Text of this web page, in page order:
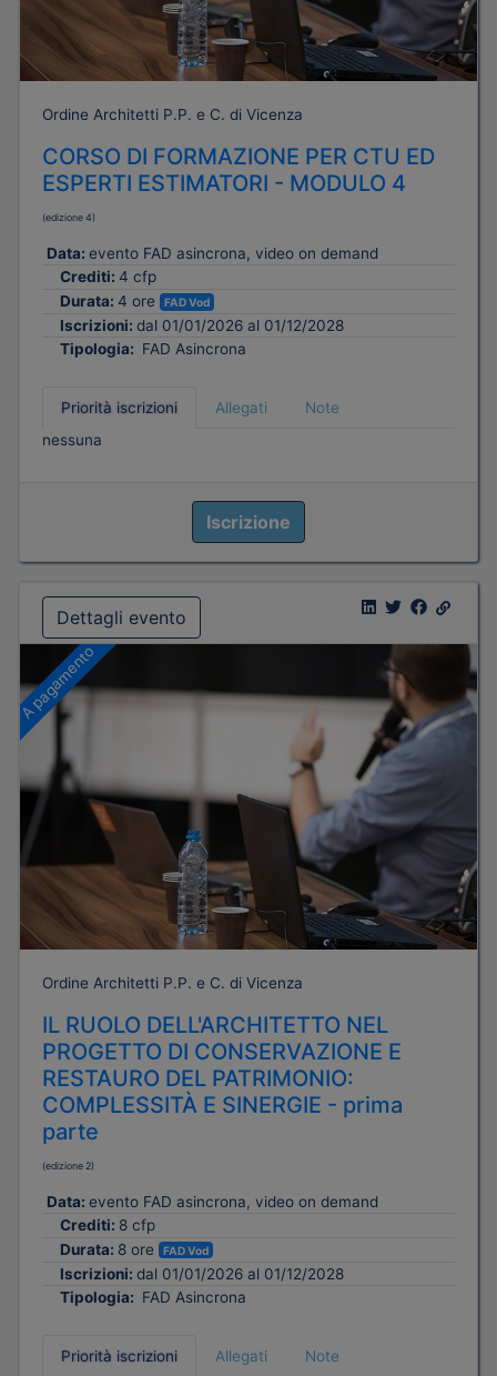
Ordine Architetti P.P. e C. di Vicenza
CORSO DI FORMAZIONE PER CTU ED
ESPERTI ESTIMATORI - MODULO 4
(edizione 4)
Data: evento FAD asincrona, video on demand
Crediti: 4 cfp
Durata: 4 ore FAD Vod
Iscrizioni: dal 01/01/2026 al 01/12/2028
Tipologia: FAD Asincrona
Priorità iscrizioni Allegati
Note
nessuna
Iscrizione
Dettagli evento
A pagamento
Ordine Architetti P.P. e C. di Vicenza
IL RUOLO DELL'ARCHITETTO NEL
PROGETTO DI CONSERVAZIONE E
RESTAURO DEL PATRIMONIO:
COMPLESSITÀ E SINERGIE - prima
parte
(edizione 2)
Data: evento FAD asincrona, video on demand
Crediti: 8 cfp
Durata: 8 ore FAD Vod
Iscrizioni: dal 01/01/2026 al 01/12/2028
Tipologia: FAD Asincrona
Priorità iscrizioni Allegati
Note